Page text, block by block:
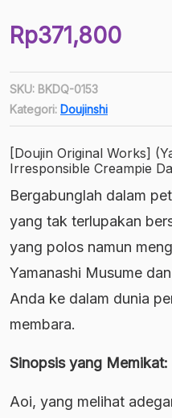
Rp371,800
SKU: BKDQ-0153
Kategori: Doujinshi
[Doujin Original Works]
Irresponsible Creampie
Bergabunglah dalam
yang tak terlupakan
yang polos namun
Yamanashi Musume
Anda ke dalam dunia
membara.
Sinopsis yang Memikat:
Aoi, yang melihat